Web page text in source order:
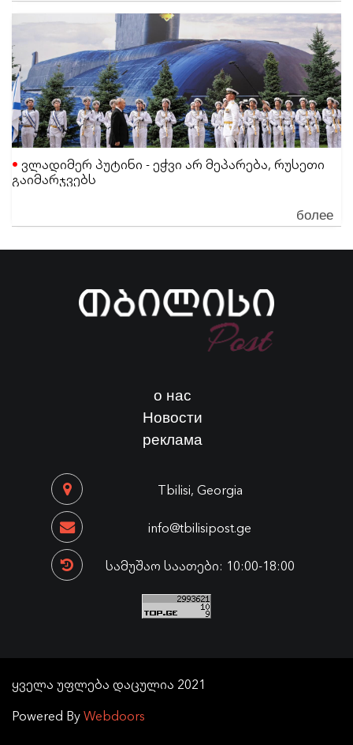
ვლადიმერ პუტინი - ეჭვი არ მეპარება, რუსეთი
გაიმარჯვებს
более
о нас
Новости
реклама
Tbilisi, Georgia
info@tbilisipost.ge
სამუშაო საათები: 10:00-18:00
ყველა უფლება დაცულია 2021
Powered ByWebdoors